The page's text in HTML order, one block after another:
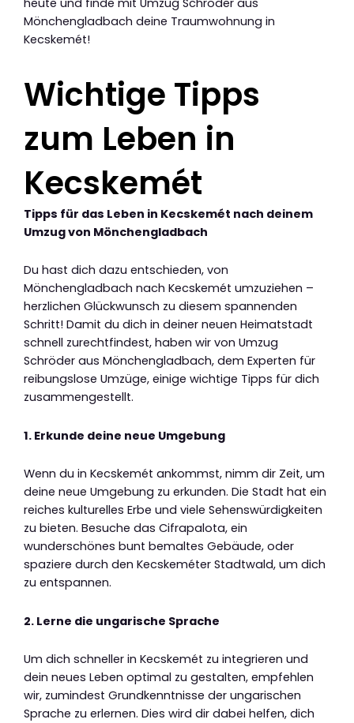
Mönchengladbach deine Traumwohnung in
Kecskemét!
Wichtige Tipps
zum Leben in
Kecskemét
Tipps für das Leben in Kecskemét nach deinem
Umzug von Mönchengladbach
Du hast dich dazu entschieden, von
Mönchengladbach nach Kecskemét umzuziehen –
herzlichen Glückwunsch zu diesem spannenden
Schritt! Damit du dich in deiner neuen Heimatstadt
schnell zurechtfindest, haben wir von Umzug
Schröder aus Mönchengladbach, dem Experten für
reibungslose Umzüge, einige wichtige Tipps für dich
zusammengestellt.
1. Erkunde deine neue Umgebung
Wenn du in Kecskemét ankommst, nimm dir Zeit, um
deine neue Umgebung zu erkunden. Die Stadt hat ein
reiches kulturelles Erbe und viele Sehenswürdigkeiten
zu bieten. Besuche das Cifrapalota, ein
wunderschönes bunt bemaltes Gebäude, oder
spaziere durch den Kecskeméter Stadtwald, um dich
zu entspannen.
2. Lerne die ungarische Sprache
Um dich schneller in Kecskemét zu integrieren und
dein neues Leben optimal zu gestalten, empfehlen
wir, zumindest Grundkenntnisse der ungarischen
Sprache zu erlernen. Dies wird dir dabei helfen, dich